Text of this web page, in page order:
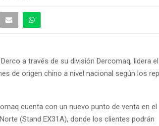
a través de su división Dercomaq, lidera
de origen chino a nivel nacional según los
cuenta con un nuevo punto de venta en el
(Stand EX31A), donde los clientes podrán